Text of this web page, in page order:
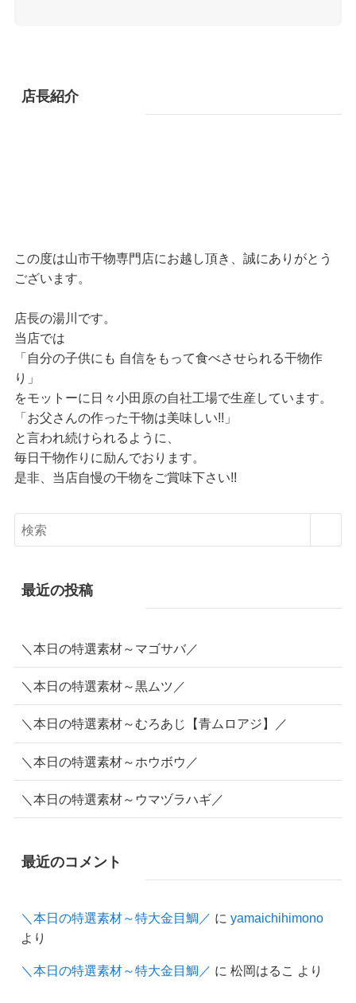
店長紹介
この度は山市干物専門店にお越し頂き、誠にありがとう
ございます。
店長の湯川です。
当店では
「自分の子供にも 自信をもって食べさせられる干物作
り」
をモットーに日々小田原の自社工場で生産しています。
「お父さんの作った干物は美味しい!!」
と言われ続けられるように、
毎日干物作りに励んでおります。
是非、当店自慢の干物をご賞味下さい!!
最近の投稿
＼本日の特選素材～マゴサバ／
＼本日の特選素材～黒ムツ／
＼本日の特選素材～むろあじ【青ムロアジ】／
＼本日の特選素材～ホウボウ／
＼本日の特選素材～ウマヅラハギ／
最近のコメント
＼本日の特選素材～特大金目鯛／ に yamaichihimono
より
＼本日の特選素材～特大金目鯛／ に 松岡はるこ より